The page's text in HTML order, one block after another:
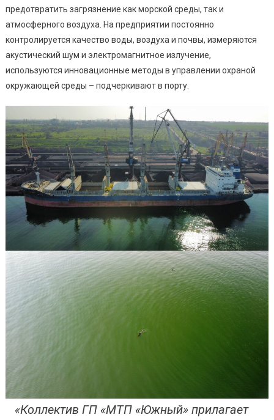
предотвратить загрязнение как морской среды, так и
атмосферного воздуха. На предприятии постоянно
контролируется качество воды, воздуха и почвы, измеряются
акустический шум и электромагнитное излучение,
используются инновационные методы в управлении охраной
окружающей среды – подчеркивают в порту.
«Коллектив ГП «МТП «Южный» прилагает